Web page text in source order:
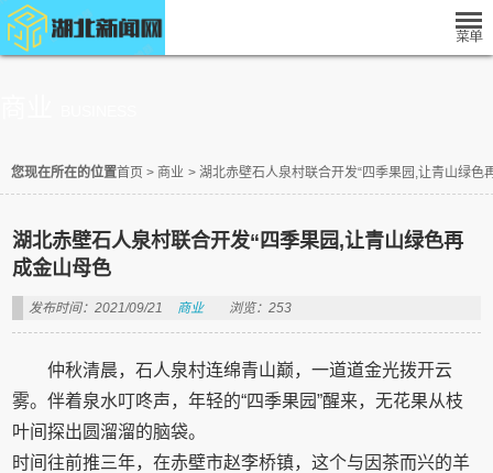
您现在所在的位置首页 > 商业 > 湖北赤壁石人泉村联合开发“四季果园,让青山绿色
湖北赤壁石人泉村联合开发“四季果园,让青山绿色再
成金山母色
发布时间：2021/09/21 商业 浏览：253
仲秋清晨，石人泉村连绵青山巅，一道道金光拨开云
雾。伴着泉水叮咚声，年轻的“四季果园”醒来，无花果从枝
叶间探出圆溜溜的脑袋。
时间往前推三年，在赤壁市赵李桥镇，这个与因茶而兴的羊